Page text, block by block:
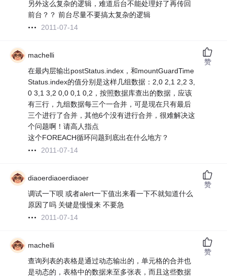
另外这么复杂的逻辑，难道后台不能处理好了再传回
前台？？ 前台尽量不要搞太复杂的逻辑
2011-07-14
machelli
在最内层输出postStatus.index，和mountGuardTime
Status.index的值分别是这样几组数据：2,0 2,1 2,2 3,
0 3,1 3,2 0,0 0,1 0,2，按照数据库查出的数据，应该
有三行，九组数据每三个一合并，可是现在只有最后
三个进行了合并，其他6个没有进行合并，很难解决这
个问题啊！请高人指点
这个FOREACH循环问题到底出在什么地方？
2011-07-14
赞
diaoerdiaoerdiaoer
调试一下呗 或者alert一下值出来看一下不就知道什么
原因了吗 关键是慢慢来 不要急
2011-07-14
赞
machelli
查询列表的表格是通过动态输出的，单元格的合并也
是动态的，表格中的数据来至多张表，而且这些数据
赞